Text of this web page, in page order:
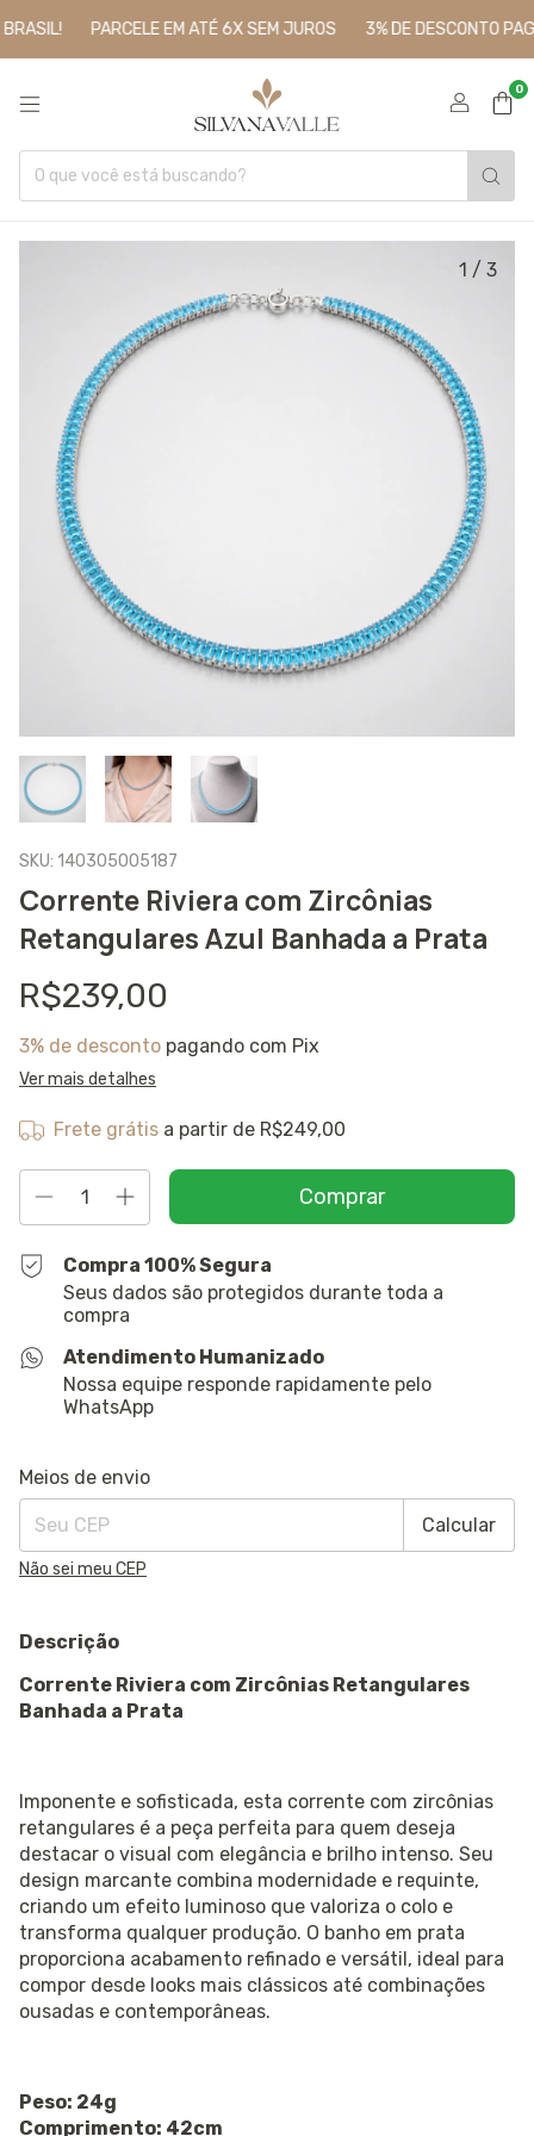
PARCELE EM ATÉ 6X SEM JUROS 3% DE DESCONTO
0
1 / 3
SKU: 140305005187
Corrente Riviera com Zircônias
Retangulares Azul Banhada a Prata
R$239,00
3% de desconto pagando com Pix
Ver mais detalhes
Frete grátis a partir de R$249,00
Compra 100% Segura
Seus dados são protegidos durante toda a
compra
Atendimento Humanizado
Nossa equipe responde rapidamente pelo
WhatsApp
Entregas para o CEP:
Meios de envio
Calcular
Não sei meu CEP
Descrição
Corrente Riviera com Zircônias Retangulares
Banhada a Prata
Imponente e sofisticada, esta corrente com zircônias
retangulares é a peça perfeita para quem deseja
destacar o visual com elegância e brilho intenso. Seu
design marcante combina modernidade e requinte,
criando um efeito luminoso que valoriza o colo e
transforma qualquer produção. O banho em prata
proporciona acabamento refinado e versátil, ideal para
compor desde looks mais clássicos até combinações
ousadas e contemporâneas.
Peso: 24g
Comprimento: 42cm